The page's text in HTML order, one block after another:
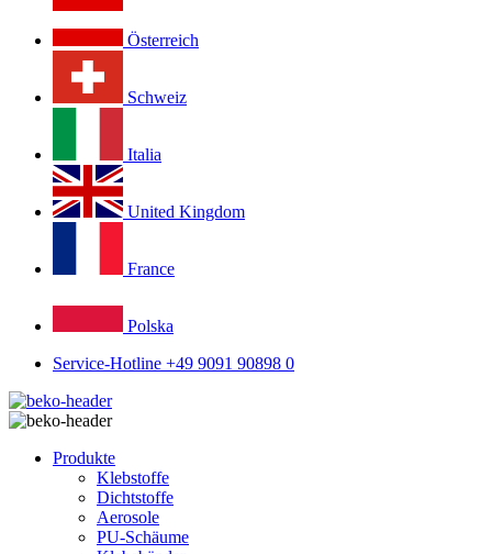
Österreich
Schweiz
Italia
United Kingdom
France
Polska
Service-Hotline +49 9091 90898 0
Produkte
Klebstoffe
Dichtstoffe
Aerosole
PU-Schäume